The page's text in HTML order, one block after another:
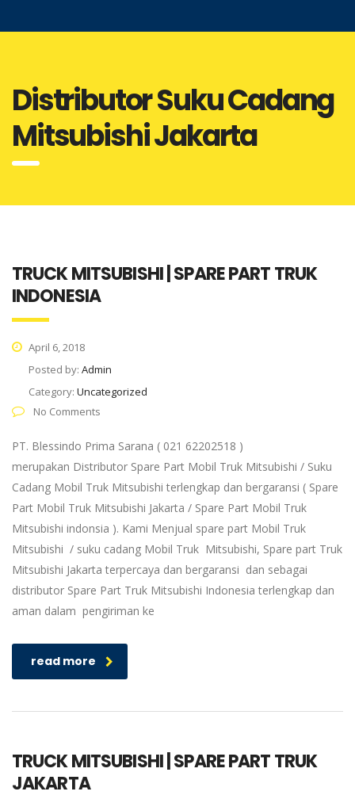
Distributor Suku Cadang
Mitsubishi Jakarta
TRUCK MITSUBISHI | SPARE PART TRUK
INDONESIA
April 6, 2018
Posted by: Admin
Category: Uncategorized
No Comments
PT. Blessindo Prima Sarana ( 021 62202518 )
merupakan Distributor Spare Part Mobil Truk Mitsubishi / Suku
Cadang Mobil Truk Mitsubishi terlengkap dan bergaransi ( Spare
Part Mobil Truk Mitsubishi Jakarta / Spare Part Mobil Truk
Mitsubishi indonsia ). Kami Menjual spare part Mobil Truk
Mitsubishi / suku cadang Mobil Truk Mitsubishi, Spare part Truk
Mitsubishi Jakarta terpercaya dan bergaransi dan sebagai
distributor Spare Part Truk Mitsubishi Indonesia terlengkap dan
aman dalam pengiriman ke
read more
TRUCK MITSUBISHI | SPARE PART TRUK
JAKARTA